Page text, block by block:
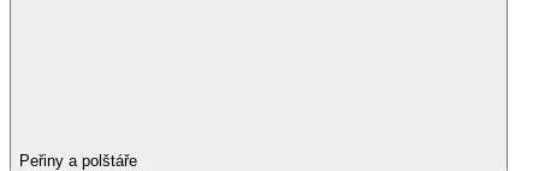
Peřiny a polštáře